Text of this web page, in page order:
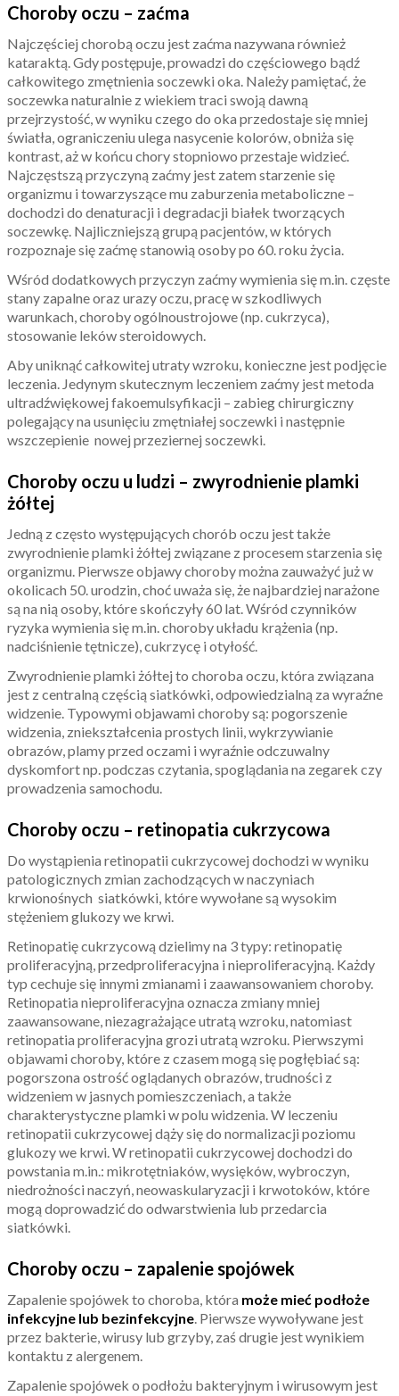
Choroby oczu – zaćma
Najczęściej chorobą oczu jest zaćma nazywana również
kataraktą. Gdy postępuje, prowadzi do częściowego bądź
całkowitego zmętnienia soczewki oka. Należy pamiętać, że
soczewka naturalnie z wiekiem traci swoją dawną
przejrzystość, w wyniku czego do oka przedostaje się mniej
światła, ograniczeniu ulega nasycenie kolorów, obniża się
kontrast, aż w końcu chory stopniowo przestaje widzieć.
Najczęstszą przyczyną zaćmy jest zatem starzenie się
organizmu i towarzyszące mu zaburzenia metaboliczne –
dochodzi do denaturacji i degradacji białek tworzących
soczewkę. Najliczniejszą grupą pacjentów, w których
rozpoznaje się zaćmę stanowią osoby po 60. roku życia.
Wśród dodatkowych przyczyn zaćmy wymienia się m.in. częste
stany zapalne oraz urazy oczu, pracę w szkodliwych
warunkach, choroby ogólnoustrojowe (np. cukrzyca),
stosowanie leków steroidowych.
Aby uniknąć całkowitej utraty wzroku, konieczne jest podjęcie
leczenia. Jedynym skutecznym leczeniem zaćmy jest metoda
ultradźwiękowej fakoemulsyfikacji – zabieg chirurgiczny
polegający na usunięciu zmętniałej soczewki i następnie
wszczepienie nowej przeziernej soczewki.
Choroby oczu u ludzi – zwyrodnienie plamki
żółtej
Jedną z często występujących chorób oczu jest także
zwyrodnienie plamki żółtej związane z procesem starzenia się
organizmu. Pierwsze objawy choroby można zauważyć już w
okolicach 50. urodzin, choć uważa się, że najbardziej narażone
są na nią osoby, które skończyły 60 lat. Wśród czynników
ryzyka wymienia się m.in. choroby układu krążenia (np.
nadciśnienie tętnicze), cukrzycę i otyłość.
Zwyrodnienie plamki żółtej to choroba oczu, która związana
jest z centralną częścią siatkówki, odpowiedzialną za wyraźne
widzenie. Typowymi objawami choroby są: pogorszenie
widzenia, zniekształcenia prostych linii, wykrzywianie
obrazów, plamy przed oczami i wyraźnie odczuwalny
dyskomfort np. podczas czytania, spoglądania na zegarek czy
prowadzenia samochodu.
Choroby oczu – retinopatia cukrzycowa
Do wystąpienia retinopatii cukrzycowej dochodzi w wyniku
patologicznych zmian zachodzących w naczyniach
krwionośnych siatkówki, które wywołane są wysokim
stężeniem glukozy we krwi.
Retinopatię cukrzycową dzielimy na 3 typy: retinopatię
proliferacyjną, przedproliferacyjna i nieproliferacyjną. Każdy
typ cechuje się innymi zmianami i zaawansowaniem choroby.
Retinopatia nieproliferacyjna oznacza zmiany mniej
zaawansowane, niezagrażające utratą wzroku, natomiast
retinopatia proliferacyjna grozi utratą wzroku. Pierwszymi
objawami choroby, które z czasem mogą się pogłębiać są:
pogorszona ostrość oglądanych obrazów, trudności z
widzeniem w jasnych pomieszczeniach, a także
charakterystyczne plamki w polu widzenia. W leczeniu
retinopatii cukrzycowej dąży się do normalizacji poziomu
glukozy we krwi. W retinopatii cukrzycowej dochodzi do
powstania m.in.: mikrotętniaków, wysięków, wybroczyn,
niedrożności naczyń, neowaskularyzacji i krwotoków, które
mogą doprowadzić do odwarstwienia lub przedarcia
siatkówki.
Choroby oczu – zapalenie spojówek
Zapalenie spojówek to choroba, która może mieć podłoże
infekcyjne lub bezinfekcyjne. Pierwsze wywoływane jest
przez bakterie, wirusy lub grzyby, zaś drugie jest wynikiem
kontaktu z alergenem.
Zapalenie spojówek o podłożu bakteryjnym i wirusowym jest